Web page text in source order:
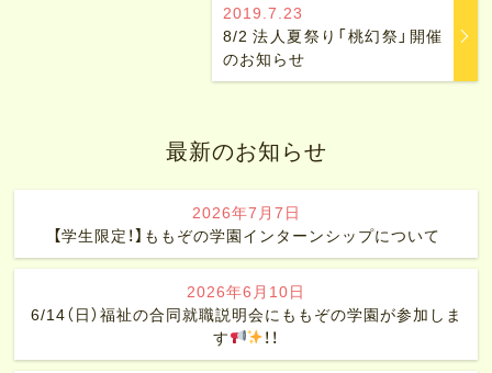
2019.7.23
8/2 法人夏祭り「桃幻祭」開催
のお知らせ
最新のお知らせ
2026年7月7日
【学生限定！】ももぞの学園インターンシップについて
2026年6月10日
6/14（日）福祉の合同就職説明会にももぞの学園が参加しま
す
！！